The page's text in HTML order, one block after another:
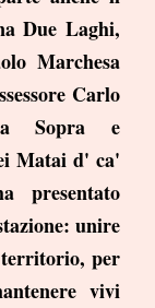
Due Laghi,
Marchesa
Carlo
Sopra e
Matai d' ca'
presentato
unire
per
vivi